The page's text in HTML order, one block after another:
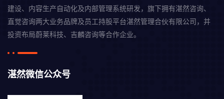
建设、内容生产自动化及内部管理系统研发，旗下拥有湛然咨询、
直觉咨询两大业务品牌及员工持股平台湛然管理合伙有限公司，并
投资布局蔚莱科技、吉麟咨询等合作企业。
湛然微信公众号